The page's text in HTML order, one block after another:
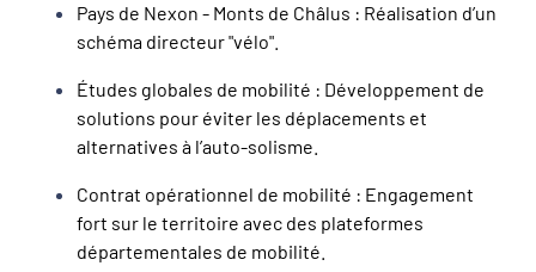
Pays de Nexon - Monts de Châlus : Réalisation d’un
schéma directeur "vélo".
Études globales de mobilité : Développement de
solutions pour éviter les déplacements et
alternatives à l’auto-solisme.
Contrat opérationnel de mobilité : Engagement
fort sur le territoire avec des plateformes
départementales de mobilité.